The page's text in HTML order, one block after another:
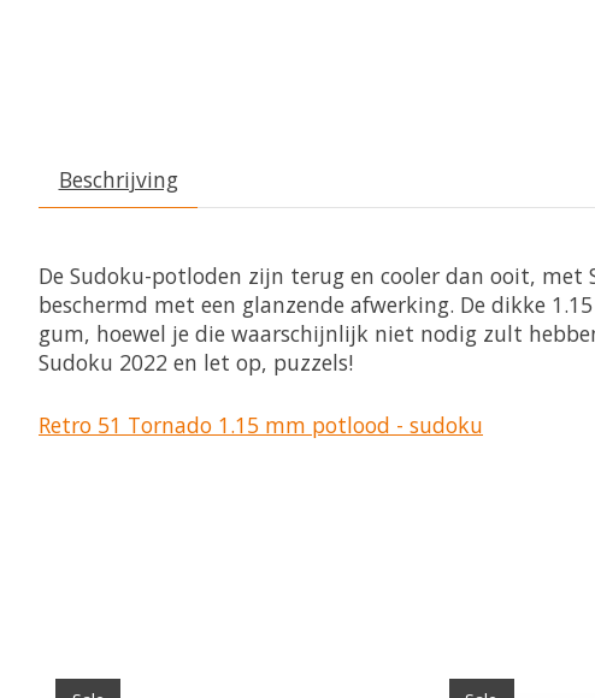
Beschrijving
De Sudoku-potloden zijn terug en cooler dan ooit,
beschermd met een glanzende afwerking. De dikke
gum, hoewel je die waarschijnlijk niet nodig zult
Sudoku 2022 en let op, puzzels!
Retro 51 Tornado 1.15 mm potlood - sudoku
Items van productcarrousel